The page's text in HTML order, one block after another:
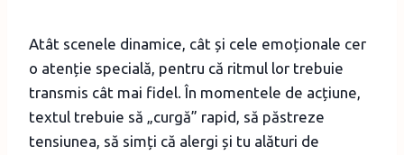
Atât scenele dinamice, cât și cele emoționale cer
o atenție specială, pentru că ritmul lor trebuie
transmis cât mai fidel. În momentele de acțiune,
textul trebuie să „curgă” rapid, să păstreze
tensiunea, să simți că alergi și tu alături de